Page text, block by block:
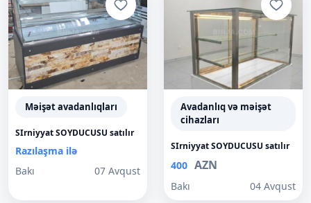
Məişət avadanlıqları
SIrniyyat SOYDUCUSU satılır
Razılaşma ilə
Bakı
07 Avqust
Avadanlıq və məişət
cihazları
SIrniyyat SOYDUCUSU satılır
400 AZN
Bakı 04 Avqust